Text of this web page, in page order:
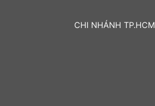
CHI NHÁNH TP.HCM